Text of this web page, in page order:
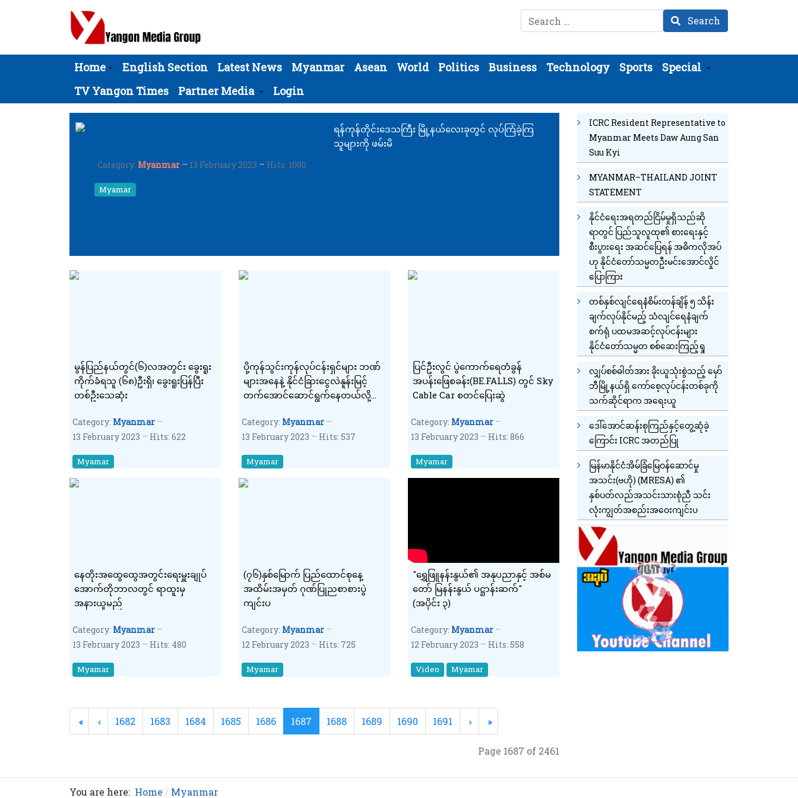
Search Search
Home English Section Latest News Myanmar Asean World Politics Business Technology Sports
Special
TV Yangon Times
Partner Media Login
ရန်ကုန်တိုင်းဒေသကြီး မြို့နယ်လေးခုတွင် လုပ်ကြံခဲ့ကြ
သူများကို ဖမ်းမိ
Category: Myanmar 13 February 2023 Hits: 1000
Myamar
မွန်ပြည်နယ်တွင်(၆)လအတွင်း ခွေးရူး
ကိုက်ခံရသူ (၆၈)ဦးရှိ၊ ခွေးရူးပြန်ပြီး
တစ်ဦးသေဆုံး
Category: Myanmar
13 February 2023
Hits: 622
Myamar
ပို့ကုန်သွင်းကုန်လုပ်ငန်းရှင်များ ဘဏ်
များအနေနဲ့ နိုင်ငံခြားငွေလဲနူန်းမြင့်
တက်အောင်ဆောင်ရွက်နေတယ်လို့
အရေးယူမည်
Category: Myanmar
13 February 2023
Hits: 537
Myamar
ပြင်ဦးလွင် ပွဲကောက်ရေတံခွန်
အပန်းဖြေစခန်း(BE.FALLS) တွင် Sky
Cable Car စတင်ပြေးဆွဲ
Category: Myanmar
13 February 2023
Hits: 866
Myamar
နေတိုးအထွေထွေအတွင်းရေးမှူးချုပ်​​
အောက်တိုဘာလတွင် ရာထူးမှ
အနားယူမည်
Category: Myanmar
13 February 2023
Hits: 480
Myamar
(၇၆)နှစ်မြောက် ပြည်ထောင်စုနေ့
အထိမ်းအမှတ် ဂုဏ်ပြုညစာစားပွဲ
ကျင်းပ
Category: Myanmar
12 February 2023
Hits: 725
Myamar
"ရွှေဖြူနန်းနွယ်၏ အနုပညာနှင့် အစ်မ
တော် မြနန်းနွယ် ပဋ္ဌာန်းဆက်"
(အပိုင်း ၃)
Category: Myanmar
12 February 2023
Hits: 558
Video Myamar
1682 1683 1684 1685 1686 1687 1688 1689 1690 1691
Page 1687 of 2461
ICRC Resident Representative to
Myanmar Meets Daw Aung San
Suu Kyi
MYANMAR–THAILAND JOINT
STATEMENT
နိုင်ငံရေးအရတည်ငြိမ်မှုရှိသည်ဆို
ရာတွင် ပြည်သူလူထု၏ စားရေးနှင့်
စီးပွားရေး အဆင်ပြေရန် အဓိကလိုအပ်
ဟု နိုင်ငံတော်သမ္မတဦးမင်းအောင်လှိုင်
ပြောကြား
တစ်နှစ်လျင်ရေနံစိမ်းတန်ချိန် ၅ သိန်း
ချက်လုပ်နိုင်မည့် သံလျင်ရေနံချက်
စက်ရုံ ပထမအဆင့်လုပ်ငန်းများ
နိုင်ငံတော်သမ္မတ စစ်ဆေးကြည့်ရှု
လျှပ်စစ်ဓါတ်အား ခိုးယူသုံးစွဲသည့် မှော်
ဘီမြို့နယ်ရှိ ကော်စေ့လုပ်ငန်းတစ်ခုကို
သက်ဆိုင်ရာက အရေးယူ
ဒေါ်အောင်ဆန်းစုကြည်နှင့်တွေ့ဆုံခဲ့
ကြောင်း ICRC အတည်ပြု
မြန်မာနိုင်ငံအိမ်ခြံမြေဝန်ဆောင်မှု
အသင်း(ဗဟို) (MRESA) ၏
နှစ်ပတ်လည်အသင်းသားစုံညီ သင်း
လုံးကျွတ်အစည်းအဝေးကျင်းပ
You are here: Home Myanmar